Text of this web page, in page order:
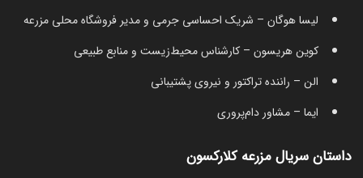
لیسا هوگان – شریک احساسی جرمی و مدیر فروشگاه محلی مزرعه
کوین هریسون – کارشناس محیط‌زیست و منابع طبیعی
الن – راننده تراکتور و نیروی پشتیبانی
ایما – مشاور دام‌پروری
داستان سریال مزرعه کلارکسون